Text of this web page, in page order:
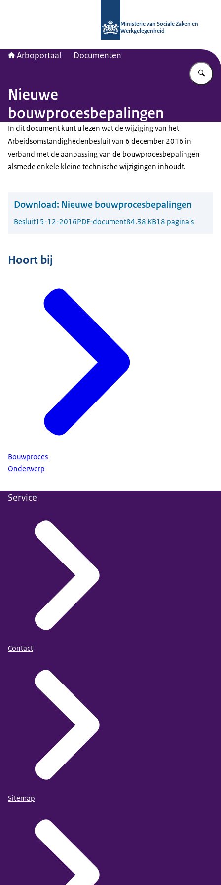
Ministerie van Sociale Zaken en
Werkgelegenheid
Arboportaal Documenten
Nieuwe
bouwprocesbepalingen
In dit document kunt u lezen wat de wijziging van het
Arbeidsomstandighedenbesluit van 6 december 2016 in
verband met de aanpassing van de bouwprocesbepalingen
alsmede enkele kleine technische wijzigingen inhoudt.
Download: Nieuwe bouwprocesbepalingen
Besluit15-12-2016PDF-document84.38 KB18 pagina's
Hoort bij
Bouwproces
Onderwerp
Service
Contact
Sitemap